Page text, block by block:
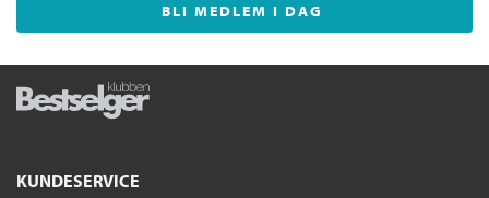
BLI MEDLEM I DAG
KUNDESERVICE